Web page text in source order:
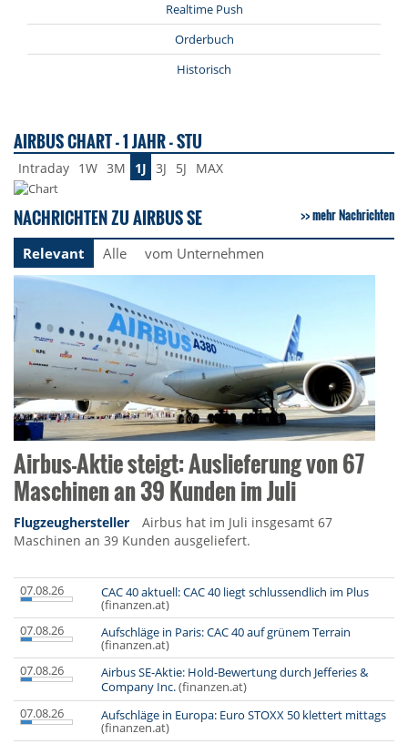
Realtime Push
Orderbuch
Historisch
AIRBUS CHART - 1 JAHR - STU
Intraday 1W 3M 1J 3J 5J MAX
NACHRICHTEN ZU AIRBUS SE mehr Nachrichten
Relevant Alle vom Unternehmen
Airbus-Aktie steigt: Auslieferung von 67
Maschinen an 39 Kunden im Juli
Flugzeughersteller
Airbus hat im Juli insgesamt 67
Maschinen an 39 Kunden ausgeliefert.
07.08.26 CAC 40 aktuell: CAC 40 liegt schlussendlich im Plus
(finanzen.at)
07.08.26
Aufschläge in Paris: CAC 40 auf grünem Terrain
(finanzen.at)
07.08.26
Airbus SE-Aktie: Hold-Bewertung durch Jefferies &
Company Inc.(finanzen.at)
07.08.26
Aufschläge in Europa: Euro STOXX 50 klettert mittags
(finanzen.at)